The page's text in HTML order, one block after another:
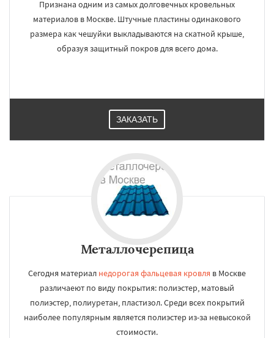
Признана одним из самых долговечных кровельных
материалов в Москве. Штучные пластины одинакового
размера как чешуйки выкладываются на скатной крыше,
образуя защитный покров для всего дома.
ЗАКАЗАТЬ
Металлочерепица
Сегодня материал недорогая фальцевая кровля в Москве
различаеют по виду покрытия: полиэстер, матовый
полиэстер, полиуретан, пластизол. Среди всех покрытий
наиболее популярным является полиэстер из-за невысокой
стоимости.